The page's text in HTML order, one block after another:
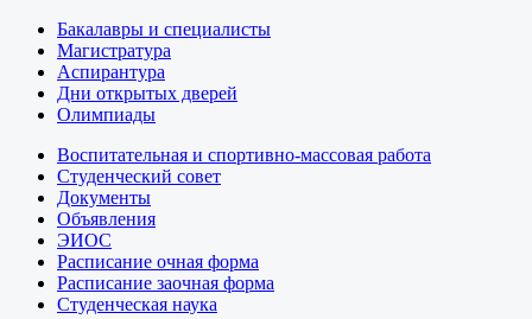
Бакалавры и специалисты
Магистратура
Аспирантура
Дни открытых дверей
Олимпиады
Воспитательная и спортивно-массовая работа
Студенческий совет
Документы
Объявления
ЭИОС
Расписание очная форма
Расписание заочная форма
Студенческая наука